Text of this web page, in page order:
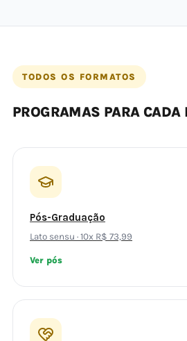
TODOS OS FORMATOS
PROGRAMAS PARA CADA
Pós-Graduação
Lato sensu · 10x R$ 73,99
Ver pós